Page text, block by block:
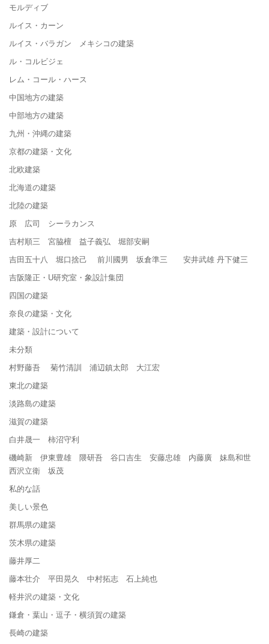
モルディブ
ルイス・カーン
ルイス・バラガン メキシコの建築
ル・コルビジェ
レム・コール・ハース
中国地方の建築
中部地方の建築
九州・沖縄の建築
京都の建築・文化
北欧建築
北海道の建築
北陸の建築
原 広司 シーラカンス
吉村順三 宮脇檀 益子義弘 堀部安嗣
吉田五十八 堀口捨己 前川國男 坂倉準三 安井武雄 丹下健三
吉阪隆正・U研究室・象設計集団
四国の建築
奈良の建築・文化
建築・設計について
未分類
村野藤吾 菊竹清訓 浦辺鎮太郎 大江宏
東北の建築
淡路島の建築
滋賀の建築
白井晟一 柿沼守利
磯崎新 伊東豊雄 隈研吾 谷口吉生 安藤忠雄 内藤廣 妹島和世
西沢立衛 坂茂
私的な話
美しい景色
群馬県の建築
茨木県の建築
藤井厚二
藤本壮介 平田晃久 中村拓志 石上純也
軽井沢の建築・文化
鎌倉・葉山・逗子・横須賀の建築
長崎の建築